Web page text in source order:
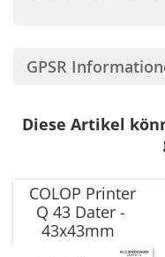
GPSR
Diese Artikel
COLOP Printer
Q 43 Dater -
43x43mm